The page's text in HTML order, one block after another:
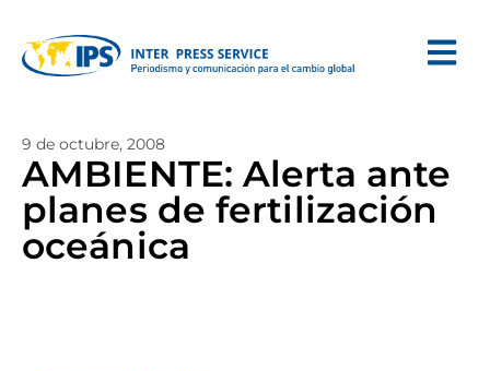
9 de octubre, 2008
AMBIENTE: Alerta ante
planes de fertilización
oceánica